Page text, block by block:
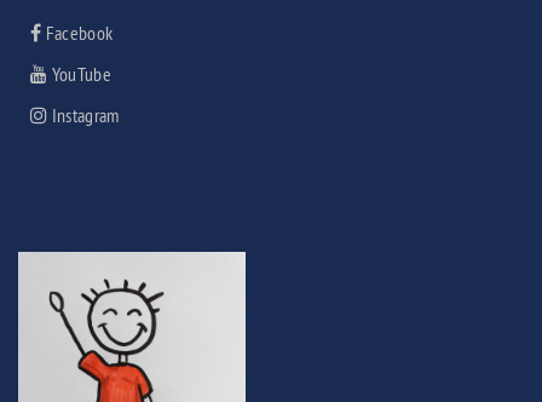
Facebook
YouTube
Instagram